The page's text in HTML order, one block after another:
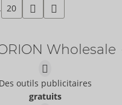
20
Wholesale
Des outils publicitaires
gratuits